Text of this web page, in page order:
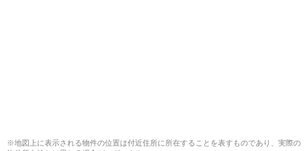
※地図上に表示される物件の位置は付近住所に所在することを表すものであり、実際の